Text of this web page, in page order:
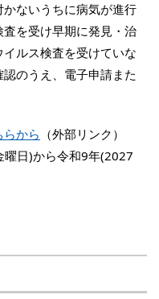
ないうちに病気が進行
を受け早期に発見・治
ルス検査を受けていな
のうえ、電子申請また
から （外部リンク）
日)から令和9年(2027